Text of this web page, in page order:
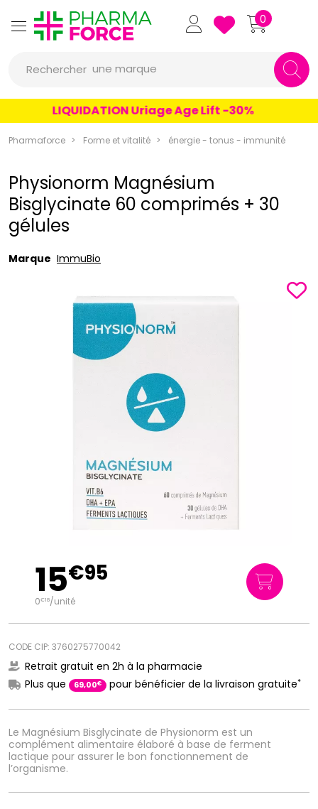
Pharmaforce Grande
0
Rechercher
un produit
une marque
LIQUIDATION Uriage Age Lift -30%
Pharmaforce Forme et vitalité énergie - tonus - immunité
Physionorm Magnésium
Bisglycinate 60 comprimés + 30
gélules
Marque ImmuBio
Le Magnésium Bisglycinate de Physionorm est un
complément alimentaire élaboré à base de ferment
lactique pour assurer le bon fonctionnement de
l’organisme.
15€95
0€18/unité
CODE CIP: 3760275770042
Retrait gratuit en 2h à la pharmacie
Plus que
69,00€ pour bénéficier de la livraison gratuite*